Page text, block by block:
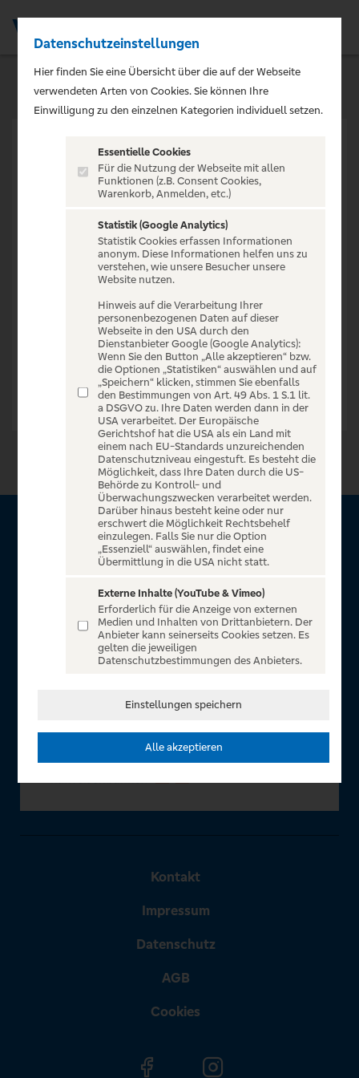
VERANSTALTUNG NICHT
GEFUNDEN
Zur Startseite
Über VR Entertain
für alle Kunden der Volksbanken Raiffeisenbanken. Auf
unserem einzigartigen Portal finden Sie Tickets für
atemberaubende Konzerte, Musicals und Shows, die
Fußball-Bundesliga sowie die Champions League und die
In Zusammenarbeit mit
Kontakt
Impressum
Datenschutz
AGB
Cookies
Datenschutzeinstellungen
Hier finden Sie eine Übersicht über die auf der Webseite
verwendeten Arten von Cookies. Sie können Ihre
Einwilligung zu den einzelnen Kategorien individuell setzen.
Essentielle Cookies
Für die Nutzung der Webseite mit allen
Funktionen (z.B. Consent Cookies,
Warenkorb, Anmelden, etc.)
Statistik (Google Analytics)
Statistik Cookies erfassen Informationen
anonym. Diese Informationen helfen uns zu
verstehen, wie unsere Besucher unsere
Website nutzen.
Hinweis auf die Verarbeitung Ihrer
personenbezogenen Daten auf dieser
Webseite in den USA durch den
Dienstanbieter Google (Google Analytics):
Wenn Sie den Button „Alle akzeptieren“ bzw.
die Optionen „Statistiken“ auswählen und auf
„Speichern“ klicken, stimmen Sie ebenfalls
den Bestimmungen von Art. 49 Abs. 1 S.1 lit.
a DSGVO zu. Ihre Daten werden dann in der
USA verarbeitet. Der Europäische
Gerichtshof hat die USA als ein Land mit
einem nach EU-Standards unzureichenden
Datenschutzniveau eingestuft. Es besteht die
Möglichkeit, dass Ihre Daten durch die US-
Behörde zu Kontroll- und
Überwachungszwecken verarbeitet werden.
Darüber hinaus besteht keine oder nur
erschwert die Möglichkeit Rechtsbehelf
einzulegen. Falls Sie nur die Option
„Essenziell“ auswählen, findet eine
Übermittlung in die USA nicht statt.
Externe Inhalte (YouTube & Vimeo)
Erforderlich für die Anzeige von externen
Medien und Inhalten von Drittanbietern. Der
Anbieter kann seinerseits Cookies setzen. Es
gelten die jeweiligen
Datenschutzbestimmungen des Anbieters.
Einstellungen speichern
Alle akzeptieren